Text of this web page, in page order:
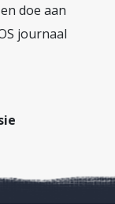
doe aan
journaal